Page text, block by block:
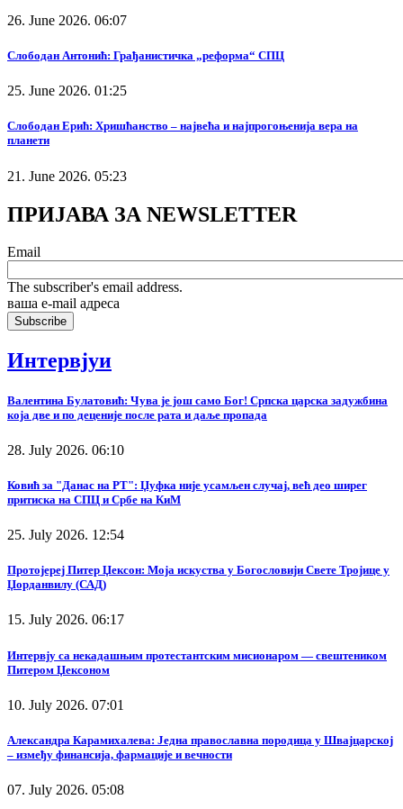
26. June 2026. 06:07
Слободан Антонић: Грађанистичка „реформа“ СПЦ
25. June 2026. 01:25
Слободан Ерић: Хришћанство – највећа и најпрогоњенија вера на
планети
21. June 2026. 05:23
ПРИЈАВА ЗА NEWSLETTER
Email
The subscriber's email address.
ваша е-mail адреса
Интервјуи
Валентина Булатовић: Чува је још само Бог! Српска царска задужбина
која две и по деценије после рата и даље пропада
28. July 2026. 06:10
Ковић за "Данас на РТ": Џуфка није усамљен случај, већ део ширег
притиска на СПЦ и Србе на КиМ
25. July 2026. 12:54
Протојереј Питер Џексон: Моја искуства у Богословији Свете Тројице у
Џорданвилу (САД)
15. July 2026. 06:17
Интервју са некадашњим протестантским мисионаром — свештеником
Питером Џексоном
10. July 2026. 07:01
Александра Карамихалева: Једна православна породица у Швајцарској
– између финансија, фармације и вечности
07. July 2026. 05:08